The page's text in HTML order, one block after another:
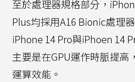
至於處理器規格部分，
Plus均採用A16 Bionic處理
iPhone 14 Pro與iPhoen 14
主要是在GPU運作時脈提高
運算效能。